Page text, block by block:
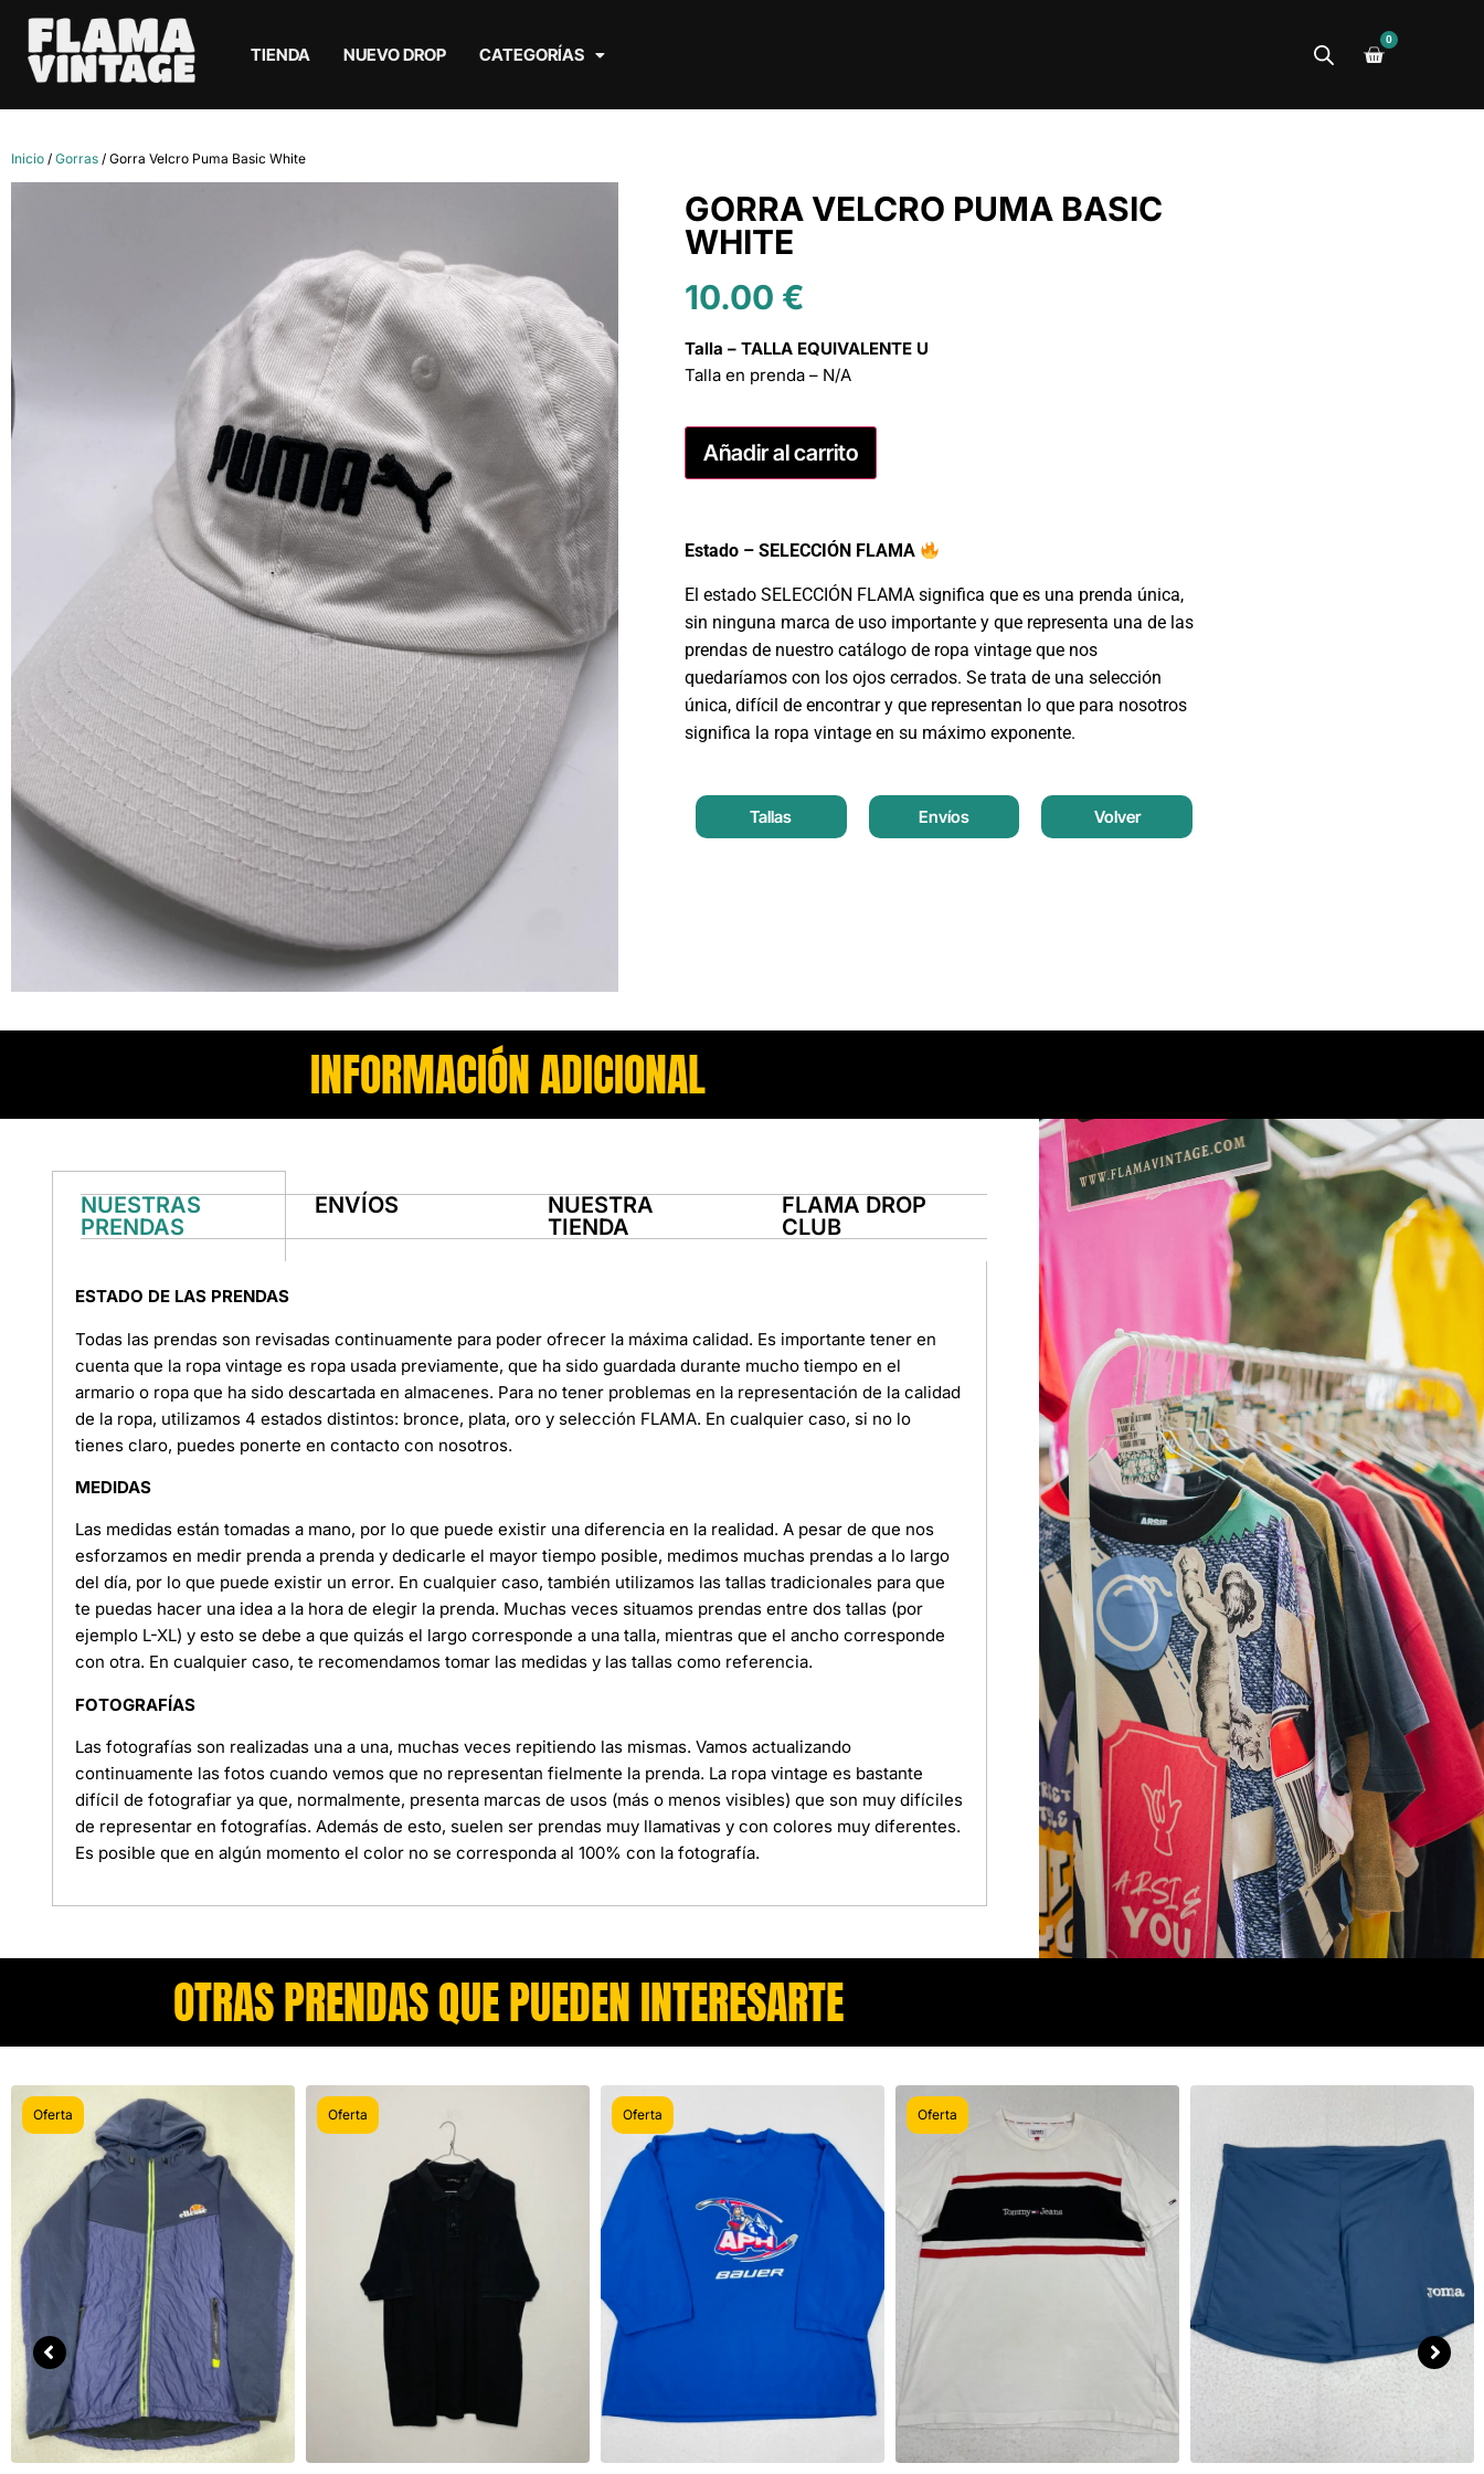
TIENDA NUEVO DROP CATEGORÍAS
0
Inicio / Gorras / Gorra Velcro Puma Basic White
GORRA VELCRO PUMA BASIC
WHITE
10.00 €
Talla – TALLA EQUIVALENTE U
Talla en prenda – N/A
Añadir al carrito
Estado – SELECCIÓN FLAMA
El estado SELECCIÓN FLAMA significa que es una prenda única,
sin ninguna marca de uso importante y que representa una de las
prendas de nuestro catálogo de ropa vintage que nos
quedaríamos con los ojos cerrados. Se trata de una selección
única, difícil de encontrar y que representan lo que para nosotros
significa la ropa vintage en su máximo exponente.
Tallas Envíos Volver
INFORMACIÓN ADICIONAL
NUESTRAS
PRENDAS
ENVÍOS
NUESTRA
TIENDA
FLAMA DROP
CLUB
ESTADO DE LAS PRENDAS
Todas las prendas son revisadas continuamente para poder ofrecer la máxima calidad. Es importante tener en
cuenta que la ropa vintage es ropa usada previamente, que ha sido guardada durante mucho tiempo en el
armario o ropa que ha sido descartada en almacenes. Para no tener problemas en la representación de la calidad
de la ropa, utilizamos 4 estados distintos: bronce, plata, oro y selección FLAMA. En cualquier caso, si no lo
tienes claro, puedes ponerte en contacto con nosotros.
MEDIDAS
Las medidas están tomadas a mano, por lo que puede existir una diferencia en la realidad. A pesar de que nos
esforzamos en medir prenda a prenda y dedicarle el mayor tiempo posible, medimos muchas prendas a lo largo
del día, por lo que puede existir un error. En cualquier caso, también utilizamos las tallas tradicionales para que
te puedas hacer una idea a la hora de elegir la prenda. Muchas veces situamos prendas entre dos tallas (por
ejemplo L-XL) y esto se debe a que quizás el largo corresponde a una talla, mientras que el ancho corresponde
con otra. En cualquier caso, te recomendamos tomar las medidas y las tallas como referencia.
FOTOGRAFÍAS
Las fotografías son realizadas una a una, muchas veces repitiendo las mismas. Vamos actualizando
continuamente las fotos cuando vemos que no representan fielmente la prenda. La ropa vintage es bastante
difícil de fotografiar ya que, normalmente, presenta marcas de usos (más o menos visibles) que son muy difíciles
de representar en fotografías. Además de esto, suelen ser prendas muy llamativas y con colores muy diferentes.
Es posible que en algún momento el color no se corresponda al 100% con la fotografía.
OTRAS PRENDAS QUE PUEDEN INTERESARTE​
Oferta Oferta Oferta Oferta